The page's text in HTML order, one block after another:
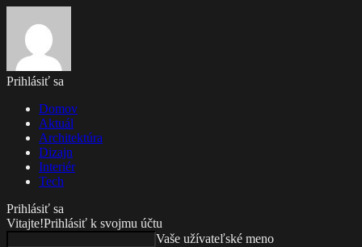
Prihlásiť sa
Domov
Aktuál
Architektúra
Dizajn
Interiér
Tech
Prihlásiť sa
Vitajte!Prihlásiť k svojmu účtu
Vaše užívateľské meno